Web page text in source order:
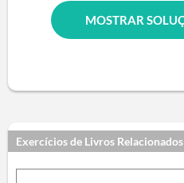
Exercícios de Livros Relacionados